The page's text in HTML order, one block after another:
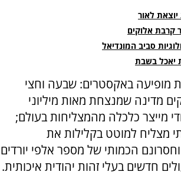
לאור
קרבת אלוקים
סביב המונדיאל
יאכל בשבת
מופיעה באקסטרים: שבעה וחצי
מדינה שמנצחת מאות מיליוני
מייצר כלכלה מהמצליחות בעולם;
מצליח למוטט בקלילות את
הכמותי של מספר אלפי יורדים
חדשים בעלי זהות יהודית איכותית.